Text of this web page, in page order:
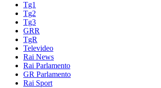
Tg1
Tg2
Tg3
GRR
TgR
Televideo
Rai News
Rai Parlamento
GR Parlamento
Rai Sport